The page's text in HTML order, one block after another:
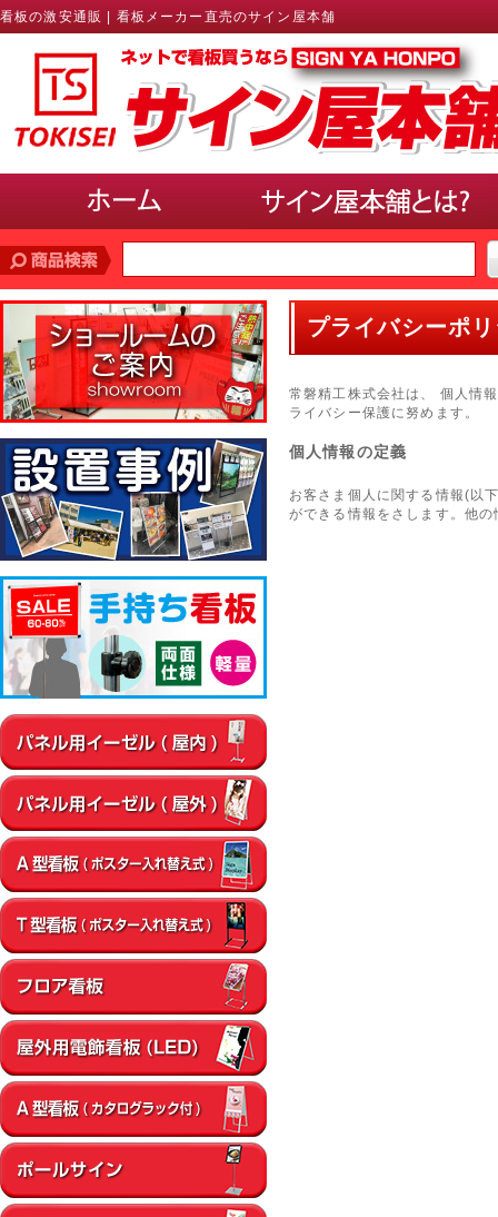
看板の激安通販 | 看板メーカー直売のサイン屋本舗
価格帯で探す
10,000円未満
10,000円〜20,000円
20,000円〜30,000円
30,000円〜40,000円
40,000円〜50,000円 50,000円以上
サインのサイズで選ぶ(ポスター、パネル)
A3以下
B3・A2・B2 A1・B1
使用場所で選ぶ
▼屋内
通路
店内・フロア 卓上・カウンター
▼屋外
店舗前
イベント会場 エントランス
プライバシーポ
常磐精工株式会社は、 個人情
ライバシー保護に努めます。
個人情報の定義
お客さま個人に関する情報(以
ができる情報をさします。他